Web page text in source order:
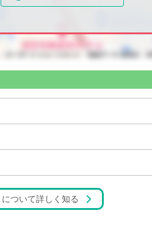
について詳しく知る